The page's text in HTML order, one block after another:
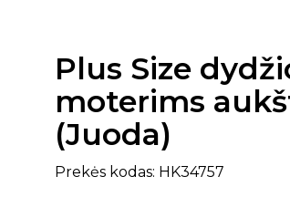
Plus Size
moterims
(Juoda)
Prekės kodas: HK34757